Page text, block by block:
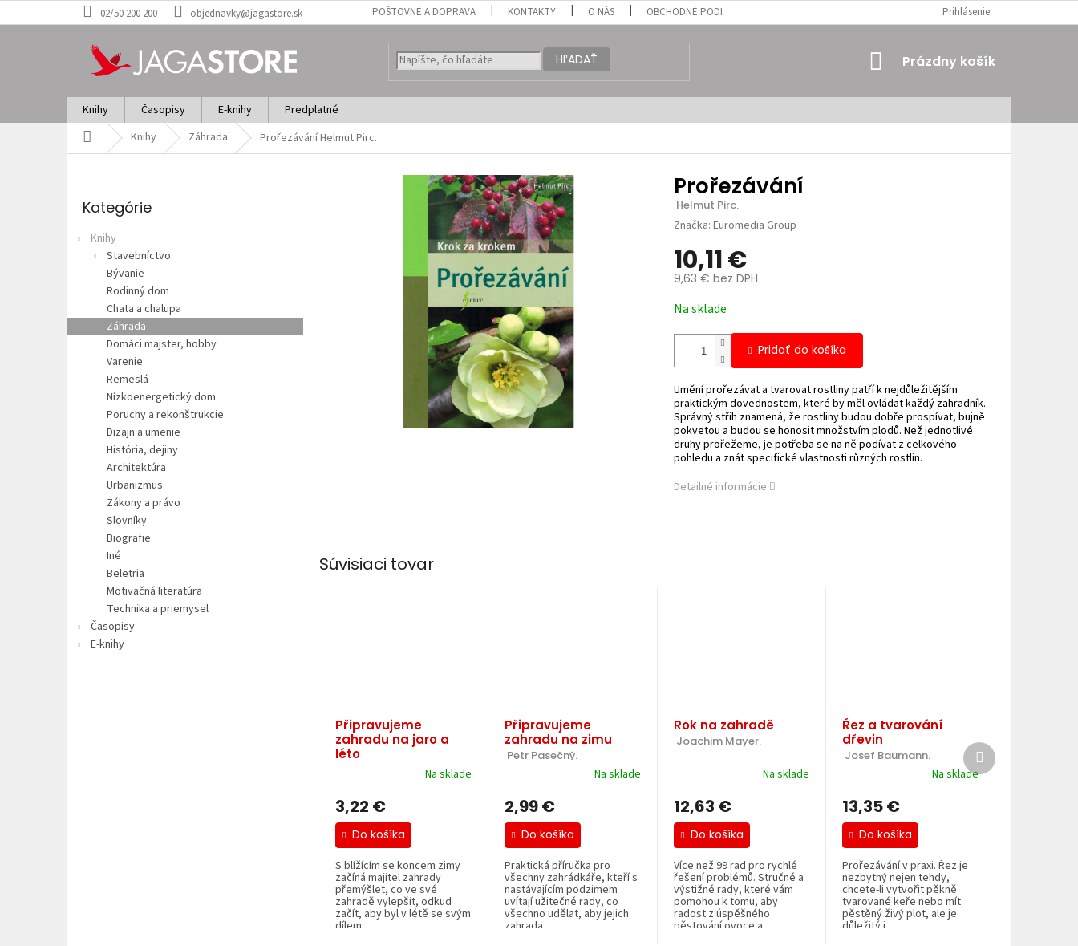
Prejsť
02/50 200 200 objednavky@jagastore.sk POŠTOVNÉ A DOPRAVA KONTAKTY O NÁS OBCHODNÉ PODMIENKY Prihlásenie
HĽADAŤ
NÁKUPNÝ
Prázdny košík
Knihy Časopisy E-knihy
Predplatné
DomovKnihy Záhrada ProřezáváníHelmut Pirc.
l
kategórie
Kategórie
Knihy
Stavebníctvo
Bývanie
Rodinný dom
Chata a chalupa
Záhrada
Domáci majster, hobby
Varenie
Remeslá
Nízkoenergetický dom
Poruchy a rekonštrukcie
Dizajn a umenie
História, dejiny
Architektúra
Urbanizmus
Zákony a právo
Slovníky
Biografie
Iné
Beletria
Motivačná literatúra
Technika a priemysel
Časopisy
E-knihy
Prořezávání
Helmut Pirc.
Značka: Euromedia Group
10,11 €
9,63 € bez DPH
cena:
Na sklade
Pridať do košíka
Umění prořezávat a tvarovat rostliny patří k nejdůležitějším
praktickým dovednostem, které by měl ovládat každý zahradník.
Správný střih znamená, že rostliny budou dobře prospívat, bujně
pokvetou a budou se honosit množstvím plodů. Než jednotlivé
druhy prořežeme, je potřeba se na ně podívat z celkového
pohledu a znát specifické vlastnosti různých rostlin.
Detailné informácie
Súvisiaci tovar
Připravujeme
zahradu na jaro a
léto
Na sklade
3,22 €
Do košíka
S blížícím se koncem zimy
začíná majitel zahrady
přemýšlet, co ve své
zahradě vylepšit, odkud
začít, aby byl v létě se svým
dílem...
Připravujeme
zahradu na zimu
Petr Pasečný.
Na sklade
2,99 €
Do košíka
Praktická příručka pro
všechny zahrádkáře, kteří s
nastávajícím podzimem
uvítají užitečné rady, co
všechno udělat, aby jejich
zahrada...
Rok na zahradě
Joachim Mayer.
Na sklade
12,63 €
Do košíka
Více než 99 rad pro rychlé
řešení problémů. Stručné a
výstižné rady, které vám
pomohou k tomu, aby
radost z úspěšného
pěstování ovoce a...
Řez a tvarování
dřevin
Josef Baumann.
Na sklade
13,35 €
Do košíka
Prořezávání v praxi. Řez je
nezbytný nejen tehdy,
chcete-li vytvořit pěkně
tvarované keře nebo mít
pěstěný živý plot, ale je
důležitý i...
Ďalší
produkt